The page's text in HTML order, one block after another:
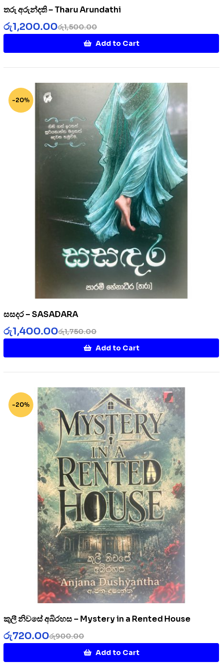
තරු අරුන්දති – Tharu Arundathi
රු1,500.00
රු1,200.00
Add to Cart
-20%
සසදර – SASADARA
රු1,750.00
රු1,400.00
Add to Cart
-20%
කුලී නිවසේ අබිරහස – Mystery in a Rented House
රු900.00
රු720.00
Add to Cart